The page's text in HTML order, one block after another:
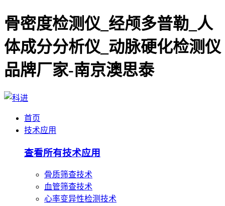
骨密度检测仪_经颅多普勒_人
体成分分析仪_动脉硬化检测仪
品牌厂家-南京澳思泰
首页
技术应用
查看所有技术应用
骨质筛查技术
血管筛查技术
心率变异性检测技术